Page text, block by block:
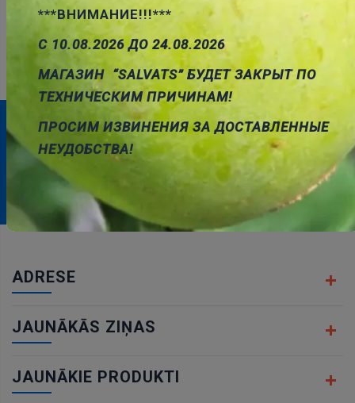
Pogas ar fiksāciju Pogas bez fiksācijas
ABONĒJIET MŪSU BIĻETENU
Abonēt
ADRESE
JAUNĀKĀS ZIŅAS
JAUNĀKIE PRODUKTI
***ВНИМАНИЕ!!!***
С 10.08.2026 ДО 24.08.2026
МАГАЗИН “SALVATS” БУДЕТ ЗАКРЫТ ПО
ТЕХНИЧЕСКИМ ПРИЧИНАМ!
ПРОСИМ ИЗВИНЕНИЯ ЗА ДОСТАВЛЕННЫЕ
НЕУДОБСТВА!